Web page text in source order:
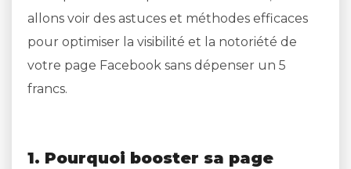
allons voir des astuces et méthodes efficaces
pour optimiser la visibilité et la notoriété de
votre page Facebook sans dépenser un 5
francs.
1. Pourquoi booster sa page